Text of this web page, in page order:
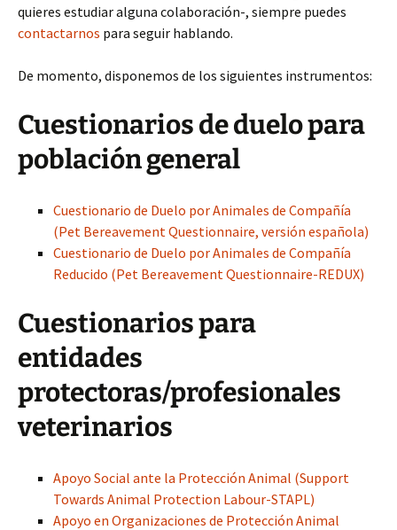
quieres estudiar alguna colaboración-, siempre puedes
contactarnos para seguir hablando.
De momento, disponemos de los siguientes instrumentos:
Cuestionarios de duelo para
población general
Cuestionario de Duelo por Animales de Compañía
(Pet Bereavement Questionnaire, versión española)
Cuestionario de Duelo por Animales de Compañía
Reducido (Pet Bereavement Questionnaire-REDUX)
Cuestionarios para
entidades
protectoras/profesionales
veterinarios
Apoyo Social ante la Protección Animal (Support
Towards Animal Protection Labour-STAPL)
Apoyo en Organizaciones de Protección Animal